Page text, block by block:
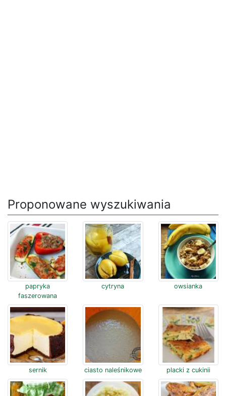
Proponowane wyszukiwania
papryka
faszerowana
cytryna owsianka
sernik ciasto naleśnikowe placki z cukinii